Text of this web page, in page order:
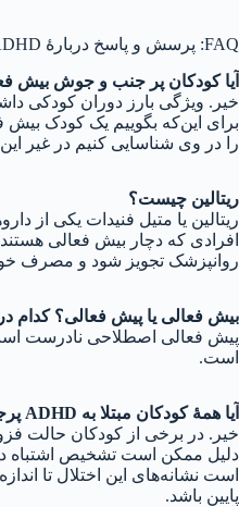
FAQ: پرسش و پاسخ دربارهٔ ADHD
آیا کودکان پر جنب و جوش بیش
خیر. ویژگی بارز دوران کودکی
برای این‌که بگوییم یک کودک بیش
را در وی شناسایی کنیم در غیر
ریتالین چیست؟
ریتالین یا متیل فنیدات یکی از
افرادی که دچار بیش فعالی هستند
روانپزشک تجویز شود و مصرف
بیش فعالی یا پیش فعالی؟
پیش فعالی اصطلاحی نادرست
است.
آیا همهٔ کودکان مبتلا به ADHD پرجنب و جوش هستند؟
خیر. در برخی از کودکان حالت
دلیل ممکن است تشخیص اشتباه
است نشانه‌های این اختلال تا
پایین باشد.